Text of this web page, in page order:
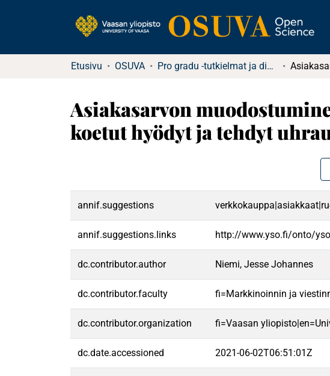
Etusivu OSUVA Pro gradu -tutkielmat ja diplomityöt
Asiakasarvon
koetut hyödyt ja tehdyt
annif.suggestions
annif.suggestions.links http://www.yso.fi/onto/
dc.contributor.author Niemi, Jesse Johannes
dc.contributor.faculty fi=Markkinoinnin ja
dc.contributor.organization fi=Vaasan
dc.date.accessioned 2021-06-02T06:51:01Z